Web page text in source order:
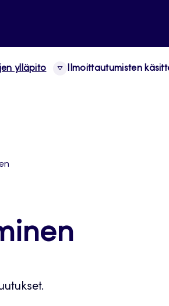
ylläpito Ilmoittautumisten